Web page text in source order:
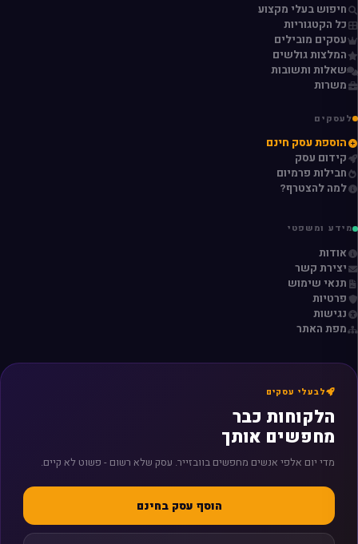
חיפוש בעלי מקצוע
כל הקטגוריות
עסקים מובילים
המלצות גולשים
שאלות ותשובות
משרות
לעסקים
הוספת עסק חינם
קידום עסק
חבילות פרמיום
למה להצטרף?
מידע ומשפטי
אודות
יצירת קשר
תנאי שימוש
פרטיות
נגישות
מפת האתר
לבעלי עסקים
הלקוחות כבר
מחפשים אותך
מדי יום אלפי אנשים מחפשים בוובזייר. עסק שלא רשום - פשוט לא קיים.
הוסף עסק בחינם